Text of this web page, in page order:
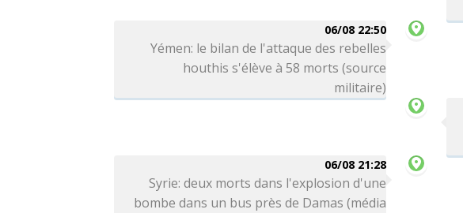
06/08 22:50
Yémen: le bilan de l'attaque des rebelles
houthis s'élève à 58 morts (source
militaire)
06/08 21:28
Syrie: deux morts dans l'explosion d'une
bombe dans un bus près de Damas (média